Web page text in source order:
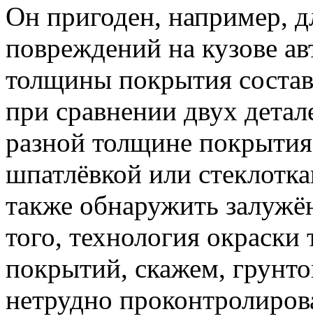
Он пригоден, например,
повреждений на кузове
толщины покрытия
при сравнении двух
разной толщине
шпатлёвкой или
также обнаружить
того, технология
покрытий, скажем,
нетрудно